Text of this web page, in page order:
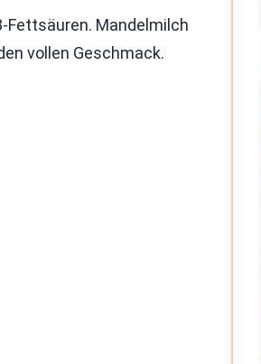
Fettsäuren. Mandelmilch
vollen Geschmack.